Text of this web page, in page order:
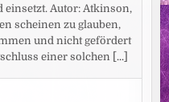
einsetzt. Autor: Atkinson,
scheinen zu glauben,
und nicht gefördert
einer solchen
[...]